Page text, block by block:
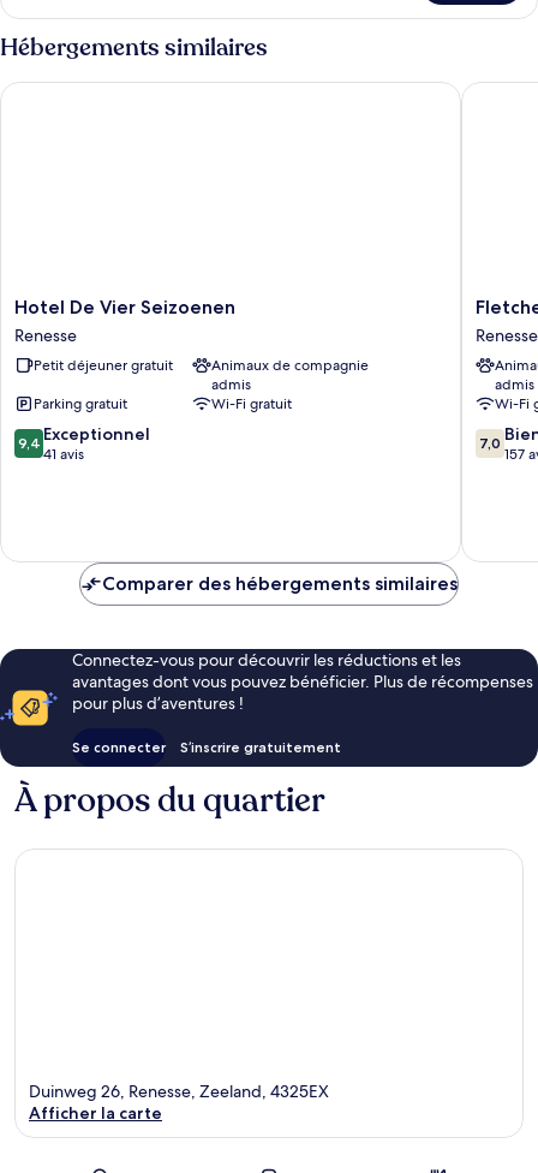
le
type
de
chambre
Chambre
Hébergements similaires
Hotel
De
Vier
Seizoenen
Hotel De Vier Seizoenen
Renesse
Petit déjeuner gratuit
Animaux de compagnie
admis
Parking gratuit
Wi-Fi gratuit
9.4
sur
9,4 Exceptionnel
41 avis
Hotel De Vier Seizoenen
Fletcher
Renesse
Renesse
Renesse
admis
Wi-Fi
7.0
sur
7,0
157
Fletcher
Comparer des hébergements similaires
Connectez-vous pour découvrir les réductions et les
avantages dont vous pouvez bénéficier. Plus de récompenses
pour plus d’aventures !
Se connecter S’inscrire gratuitement
À propos du quartier
Duinweg 26, Renesse, Zeeland, 4325EX
Afficher la carte